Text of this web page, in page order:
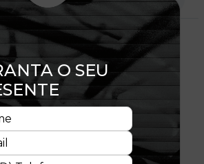
Aplicada No Painel
Na Aba